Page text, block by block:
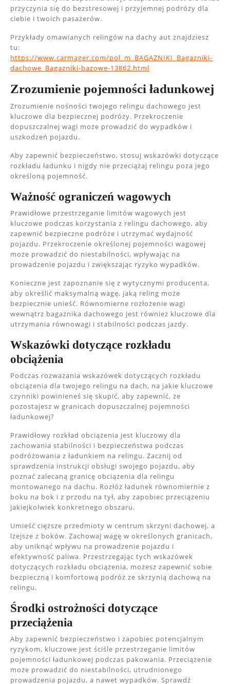
przyczynia się do bezstresowej i przyjemnej podróży dla
ciebie i twoich pasażerów.
Przykłady omawianych relingów na dachy aut znajdziesz
tu:
https://www.carmager.com/pol_m_BAGAZNIKI_Bagazniki-
dachowe_Bagazniki-bazowe-13862.html
Zrozumienie pojemności ładunkowej
Zrozumienie nośności twojego relingu dachowego jest
kluczowe dla bezpiecznej podróży. Przekroczenie
dopuszczalnej wagi może prowadzić do wypadków i
uszkodzeń pojazdu.
Aby zapewnić bezpieczeństwo, stosuj wskazówki dotyczące
rozkładu ładunku i nigdy nie przeciążaj relingu poza jego
określoną pojemność.
Ważność ograniczeń wagowych
Prawidłowe przestrzeganie limitów wagowych jest
kluczowe podczas korzystania z relingu dachowego, aby
zapewnić bezpieczne podróże i utrzymać wydajność
pojazdu. Przekroczenie określonej pojemności wagowej
może prowadzić do niestabilności, wpływając na
prowadzenie pojazdu i zwiększając ryzyko wypadków.
Konieczne jest zapoznanie się z wytycznymi producenta,
aby określić maksymalną wagę, jaką reling może
bezpiecznie unieść. Równomierne rozłożenie wagi
wewnątrz bagażnika dachowego jest również kluczowe dla
utrzymania równowagi i stabilności podczas jazdy.
Wskazówki dotyczące rozkładu
obciążenia
Podczas rozważania wskazówek dotyczących rozkładu
obciążenia dla twojego relingu na dach, na jakie kluczowe
czynniki powinieneś się skupić, aby zapewnić, że
pozostajesz w granicach dopuszczalnej pojemności
ładunkowej?
Prawidłowy rozkład obciążenia jest kluczowy dla
zachowania stabilności i bezpieczeństwa podczas
podróżowania z ładunkiem na relingu. Zacznij od
sprawdzenia instrukcji obsługi swojego pojazdu, aby
poznać zalecaną granicę obciążenia dla relingu
montowanego na dachu. Rozłóż ładunek równomiernie z
boku na bok i z przodu na tył, aby zapobiec przeciążeniu
jakiejkolwiek konkretnego obszaru.
Umieść cięższe przedmioty w centrum skrzyni dachowej, a
lżejsze z boków. Zachowaj wagę w określonych granicach,
aby uniknąć wpływu na prowadzenie pojazdu i
efektywność paliwa. Przestrzegając tych wskazówek
dotyczących rozkładu obciążenia, możesz zapewnić sobie
bezpieczną i komfortową podróż ze skrzynią dachową na
relingu.
Środki ostrożności dotyczące
przeciążenia
Aby zapewnić bezpieczeństwo i zapobiec potencjalnym
ryzykom, kluczowe jest ściśle przestrzeganie limitów
pojemności ładunkowej podczas pakowania. Przeciążenie
może prowadzić do niestabilności, utrudnionego
prowadzenia pojazdu, a nawet wypadków. Sprawdź